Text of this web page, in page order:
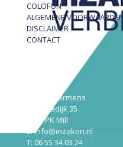
COLOFON
ALGEMENE VOORWAARDEN
DISCLAIMER
CONTACT
Robert Hermens
Udensedijk 35
5451 PK Mill
E: info@inzaken.nl
T: 06 55 34 03 24